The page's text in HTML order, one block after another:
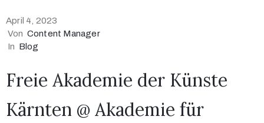
April 4, 2023
Von Content Manager
In Blog
Freie Akademie der Künste
Kärnten @ Akademie für